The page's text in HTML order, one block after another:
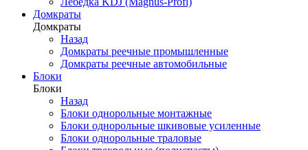
Домкраты
Домкраты
Назад
Домкраты реечные промышленные
Домкраты реечные автомобильные
Блоки
Блоки
Назад
Блоки однорольные монтажные
Блоки однорольные шкивовые усиленные
Блоки однорольные траловые